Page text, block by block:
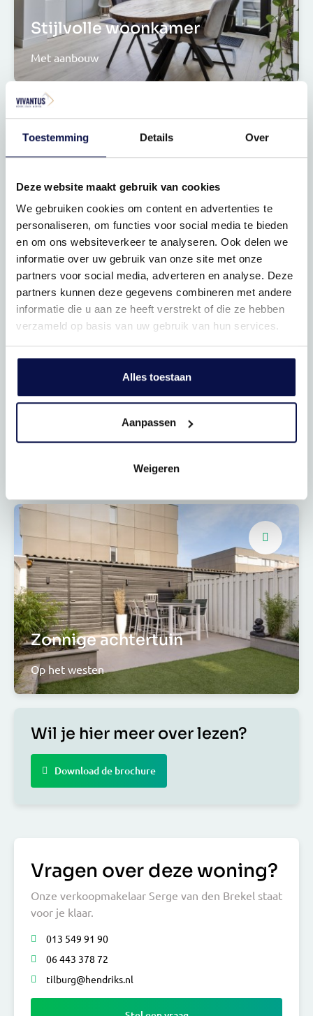
Toestemming Details Over
Deze website maakt gebruik van cookies
We gebruiken cookies om content en advertenties te
personaliseren, om functies voor social media te bieden
en om ons websiteverkeer te analyseren. Ook delen we
informatie over uw gebruik van onze site met onze
partners voor social media, adverteren en analyse. Deze
partners kunnen deze gegevens combineren met andere
informatie die u aan ze heeft verstrekt of die ze hebben
verzameld op basis van uw gebruik van hun services.
Alles toestaan
Aanpassen
Weigeren
Stijlvolle woonkamer
Met aanbouw
Ruime woonkeuken
Moderne keuken
Drie slaapkamers
Zonnige achtertuin
Op het westen
Wil je hier meer over lezen?
Download de brochure
Vragen over deze woning?
Onze verkoopmakelaar Serge van den Brekel staat
voor je klaar.
013 549 91 90
06 443 378 72
tilburg@hendriks.nl